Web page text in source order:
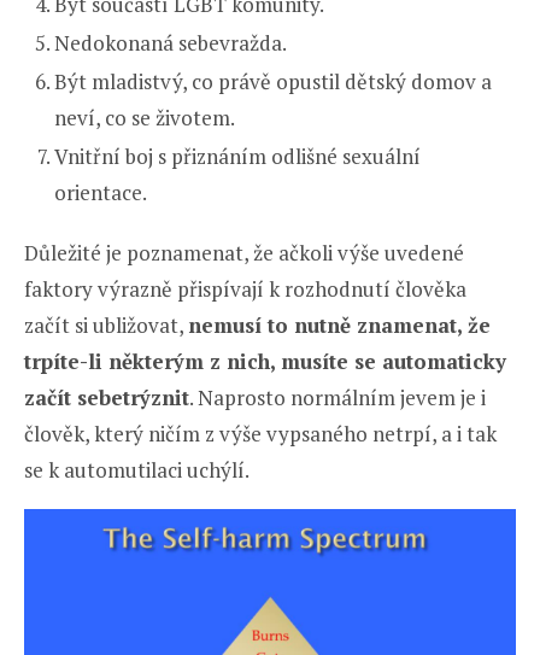
Nedokonaná sebevražda.
Být mladistvý, co právě opustil dětský domov a
neví, co se životem.
Vnitřní boj s přiznáním odlišné sexuální
orientace.
Důležité je poznamenat, že ačkoli výše uvedené
faktory výrazně přispívají k rozhodnutí člověka
začít si ubližovat, nemusí to nutně znamenat, že
trpíte-li některým z nich, musíte se automaticky
začít sebetrýznit. Naprosto normálním jevem je i
člověk, který ničím z výše vypsaného netrpí, a i tak
se k automutilaci uchýlí.